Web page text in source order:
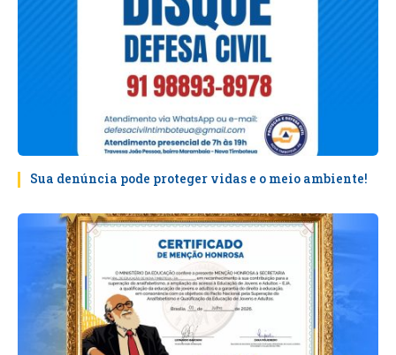
Sua denúncia pode proteger vidas e o meio ambiente!